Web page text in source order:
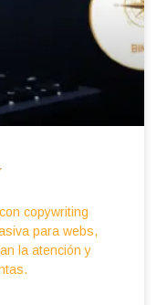
copywriting
para webs,
la atención y